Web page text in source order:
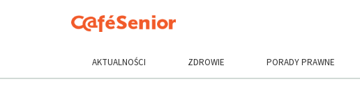
AKTUALNOŚCI ZDROWIE PORADY PRAWNE